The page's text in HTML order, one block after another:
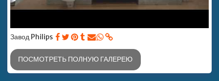
Завод Philips
ПОСМОТРЕТЬ ПОЛНУЮ ГАЛЕРЕЮ